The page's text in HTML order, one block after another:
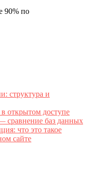
90% по
структура и
открытом доступе
сравнение баз данных
что это такое
сайте